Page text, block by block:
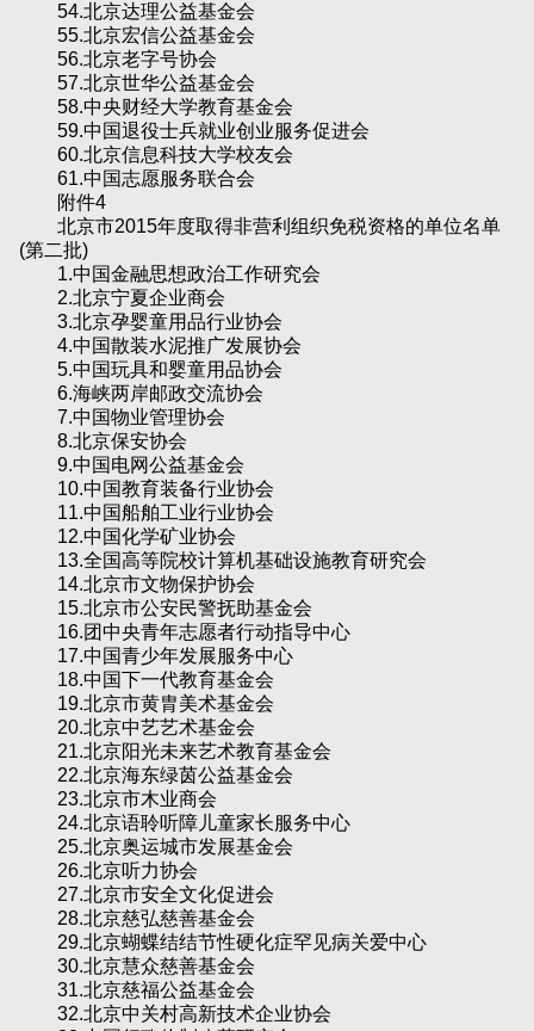
54.北京达理公益基金会
55.北京宏信公益基金会
56.北京老字号协会
57.北京世华公益基金会
58.中央财经大学教育基金会
59.中国退役士兵就业创业服务促进会
60.北京信息科技大学校友会
61.中国志愿服务联合会
附件4
北京市2015年度取得非营利组织免税资格的单位名单
(第二批)
1.中国金融思想政治工作研究会
2.北京宁夏企业商会
3.北京孕婴童用品行业协会
4.中国散装水泥推广发展协会
5.中国玩具和婴童用品协会
6.海峡两岸邮政交流协会
7.中国物业管理协会
8.北京保安协会
9.中国电网公益基金会
10.中国教育装备行业协会
11.中国船舶工业行业协会
12.中国化学矿业协会
13.全国高等院校计算机基础设施教育研究会
14.北京市文物保护协会
15.北京市公安民警抚助基金会
16.团中央青年志愿者行动指导中心
17.中国青少年发展服务中心
18.中国下一代教育基金会
19.北京市黄胄美术基金会
20.北京中艺艺术基金会
21.北京阳光未来艺术教育基金会
22.北京海东绿茵公益基金会
23.北京市木业商会
24.北京语聆听障儿童家长服务中心
25.北京奥运城市发展基金会
26.北京听力协会
27.北京市安全文化促进会
28.北京慈弘慈善基金会
29.北京蝴蝶结结节性硬化症罕见病关爱中心
30.北京慧众慈善基金会
31.北京慈福公益基金会
32.北京中关村高新技术企业协会